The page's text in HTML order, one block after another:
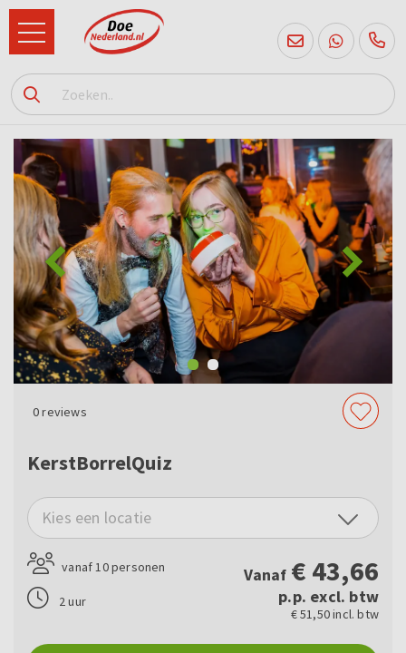
085
760
2556
0reviews
KerstBorrelQuiz
Kies een locatie
vanaf 10 personen
2 uur
Vanaf € 43,66
p.p. excl. btw
€ 51,50 incl. btw